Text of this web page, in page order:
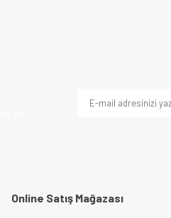
Online Satış Mağazası